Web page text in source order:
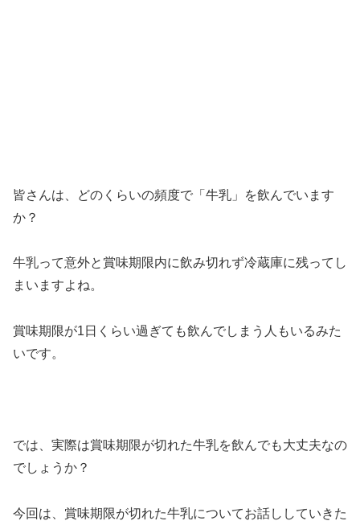
皆さんは、どのくらいの頻度で「牛乳」を飲んでいます
か？
牛乳って意外と賞味期限内に飲み切れず冷蔵庫に残ってし
まいますよね。
賞味期限が1日くらい過ぎても飲んでしまう人もいるみた
いです。
では、実際は賞味期限が切れた牛乳を飲んでも大丈夫なの
でしょうか？
今回は、賞味期限が切れた牛乳についてお話ししていきた